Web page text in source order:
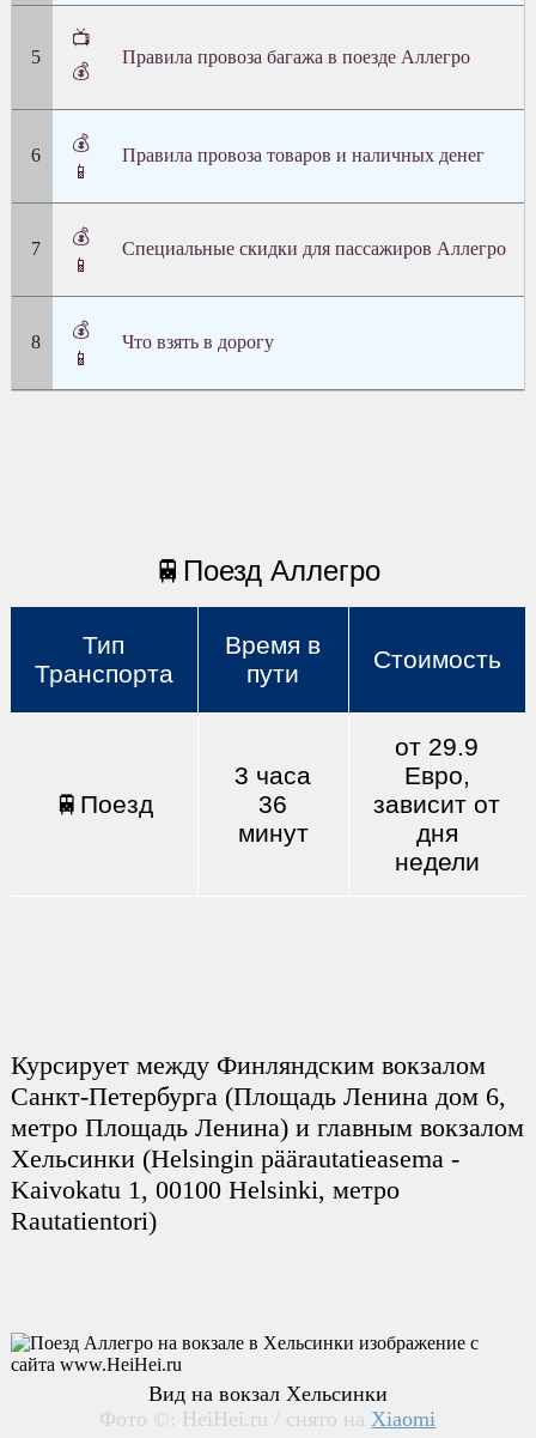
📺
💰
Правила провоза багажа в поезде Аллегро
💰
📱
Правила провоза товаров и наличных денег
💰
📱
Специальные скидки для пассажиров Аллегро
💰
📱
Что взять в дорогу
🚆Поезд Аллегро
Тип
Транспорта
Время в
пути
Стоимость
🚆Поезд
3 часа
36
минут
от 29.9
Евро,
зависит от
дня
недели
Курсирует между Финляндским вокзалом
Санкт-Петербурга (Площадь Ленина дом 6,
метро Площадь Ленина) и главным вокзалом
Хельсинки (Helsingin päärautatieasema -
Kaivokatu 1, 00100 Helsinki, метро
Rautatientori)
Вид на вокзал Хельсинки
Фото ©: HeiHei.ru / снято на Xiaomi